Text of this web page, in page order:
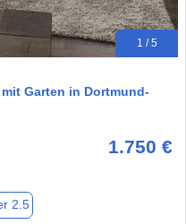
1 / 5
Garten in Dortmund-
1.750 €
2.5